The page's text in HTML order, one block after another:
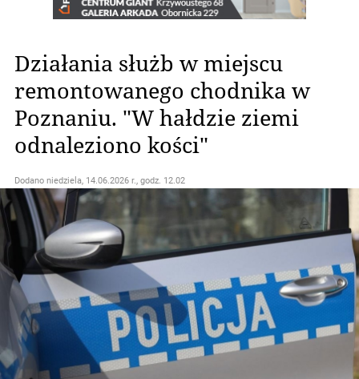
Działania służb w miejscu
remontowanego chodnika w
Poznaniu. "W hałdzie ziemi
odnaleziono kości"
Dodano niedziela, 14.06.2026 r., godz. 12.02